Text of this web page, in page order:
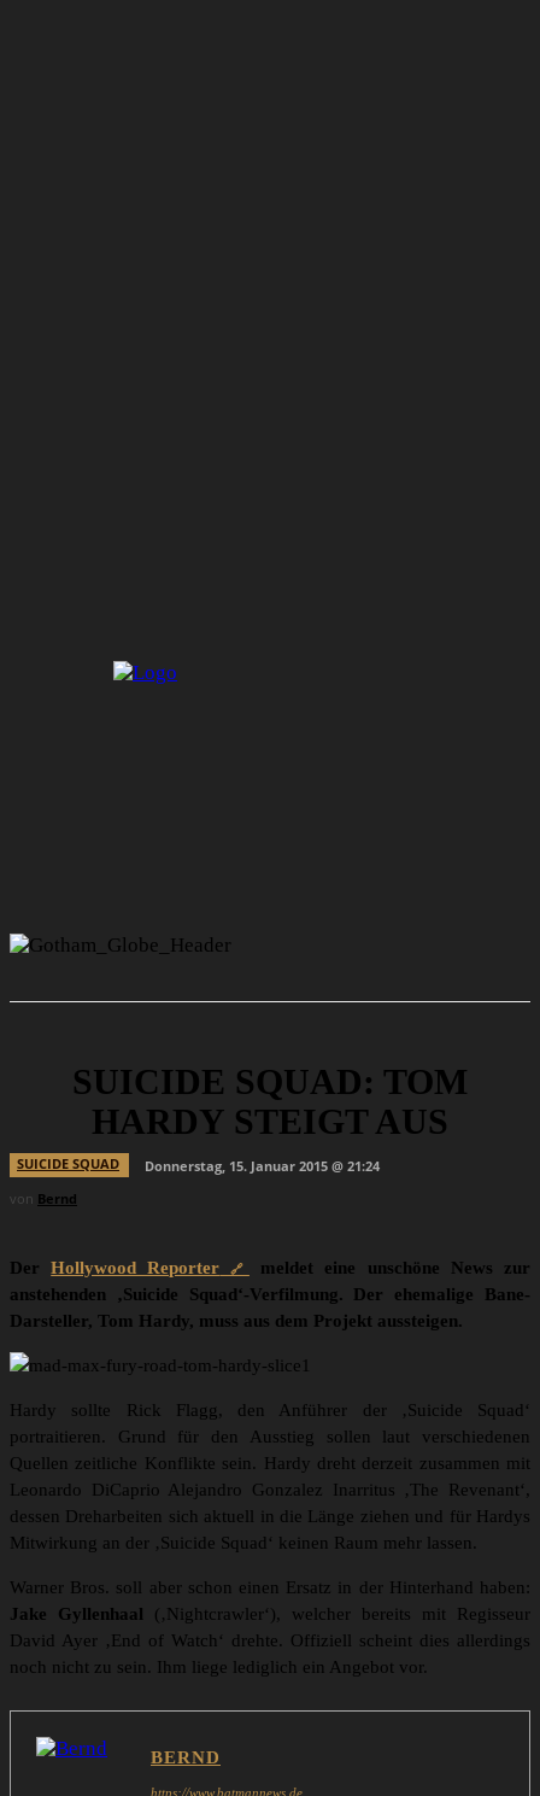
SUICIDE SQUAD: TOM
HARDY STEIGT AUS
SUICIDE SQUAD
Donnerstag, 15. Januar 2015 @ 21:24
von Bernd
DerHollywood Reporter
meldet eine unschöne News zur
anstehenden ‚Suicide Squad‘-Verfilmung. Der ehemalige Bane-
Darsteller, Tom Hardy, muss aus dem Projekt aussteigen.
Hardy sollte Rick Flagg, den Anführer der ‚Suicide Squad‘
portraitieren. Grund für den Ausstieg sollen laut verschiedenen
Quellen zeitliche Konflikte sein. Hardy dreht derzeit zusammen mit
Leonardo DiCaprio Alejandro Gonzalez Inarritus ‚The Revenant‘,
dessen Dreharbeiten sich aktuell in die Länge ziehen und für Hardys
Mitwirkung an der ‚Suicide Squad‘ keinen Raum mehr lassen.
Warner Bros. soll aber schon einen Ersatz in der Hinterhand haben:
Jake Gyllenhaal (‚Nightcrawler‘), welcher bereits mit Regisseur
David Ayer ‚End of Watch‘ drehte. Offiziell scheint dies allerdings
noch nicht zu sein. Ihm liege lediglich ein Angebot vor.
BERND
https://www.batmannews.de